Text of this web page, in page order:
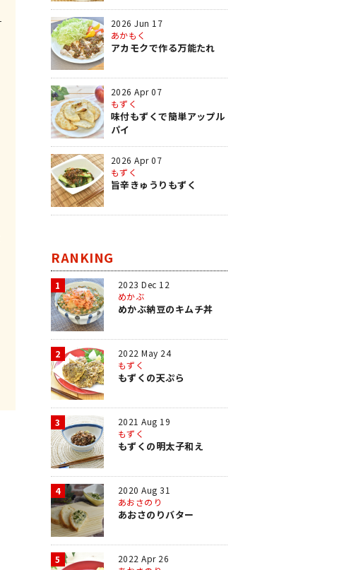
2026 Jun 17
あかもく
アカモクで作る万能たれ
2026 Apr 07
もずく
味付もずくで簡単アップル
パイ
2026 Apr 07
もずく
旨辛きゅうりもずく
RANKING
1
2023 Dec 12
めかぶ
めかぶ納豆のキムチ丼
2
2022 May 24
もずく
もずくの天ぷら
3
2021 Aug 19
もずく
もずくの明太子和え
4
2020 Aug 31
あおさのり
あおさのりバター
5
2022 Apr 26